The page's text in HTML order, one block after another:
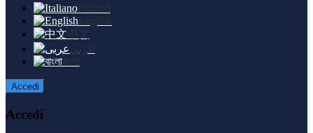
Italiano
English
中文
عربى
বাংলা
Accedi
Accedi